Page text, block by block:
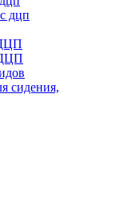
дцп
ДЦП
сидения,